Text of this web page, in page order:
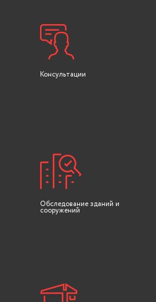
Консультации
Обследование зданий и
сооружений